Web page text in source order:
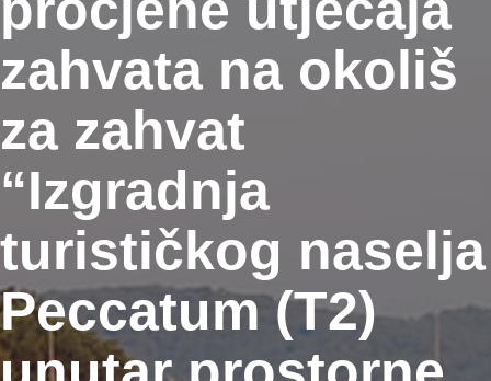
zahvata na okoliš
za zahvat
“Izgradnja
turističkog naselja
Peccatum (T2)